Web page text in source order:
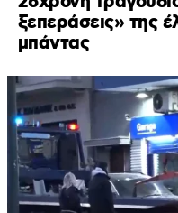
ξεπεράσεις» της
μπάντας